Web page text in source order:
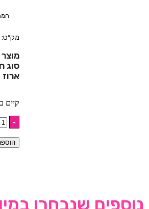
מק״ט: 46175017
סוג
ארוז : 6
קיים
נוספים שנבחרו